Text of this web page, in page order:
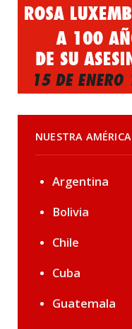
NUESTRA AMÉRICA
Argentina
Bolivia
Chile
Cuba
Guatemala